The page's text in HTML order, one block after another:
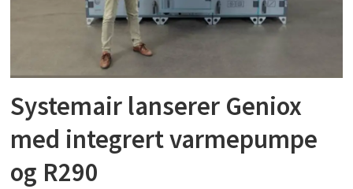
Systemair lanserer Geniox
med integrert varmepumpe
og R290